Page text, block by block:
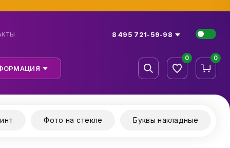
8 495 721-59-98
0 0
Фото на стекле Буквы накладные